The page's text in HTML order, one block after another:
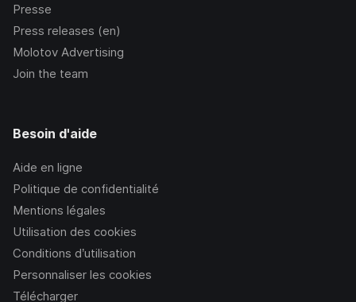
Presse
Press releases (en)
Molotov Advertising
Join the team
Besoin d'aide
Aide en ligne
Politique de confidentialité
Mentions légales
Utilisation des cookies
Conditions d’utilisation
Personnaliser les cookies
Télécharger